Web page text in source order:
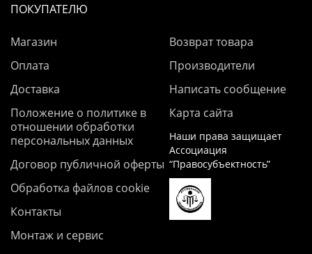
ПОКУПАТЕЛЮ
Магазин
Оплата
Доставка
Положение о политике в
отношении обработки
персональных данных
Договор публичной оферты
Обработка файлов cookie
Контакты
Монтаж и сервис
Возврат товара
Производители
Написать сообщение
Карта сайта
Наши права защищает
Ассоциация
“Правосубъектность”